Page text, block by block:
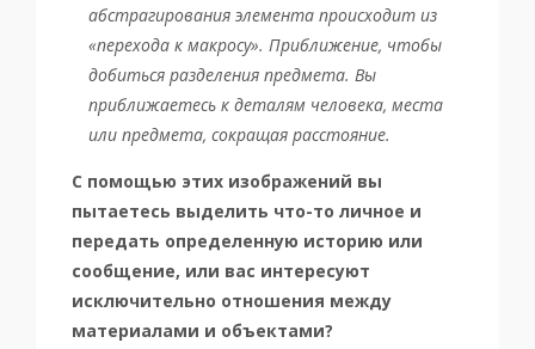
абстрагирования элемента происходит из
«перехода к макросу». Приближение, чтобы
добиться разделения предмета. Вы
приближаетесь к деталям человека, места
или предмета, сокращая расстояние.
С помощью этих изображений вы
пытаетесь выделить что-то личное и
передать определенную историю или
сообщение, или вас интересуют
исключительно отношения между
материалами и объектами?